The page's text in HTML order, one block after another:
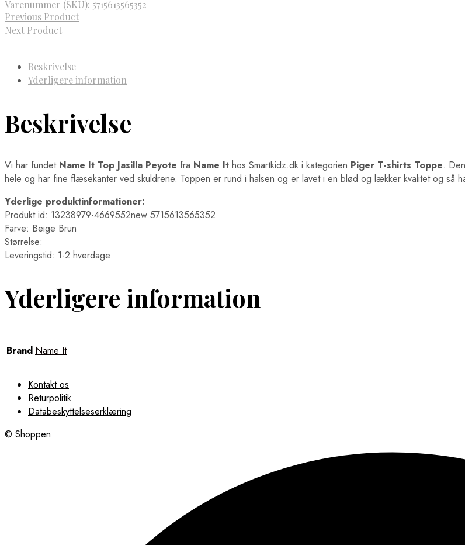
Varenummer (SKU): 5715613565352
Previous Product
Next Product
Beskrivelse
Yderligere information
Beskrivelse
Vi har fundet Name It Top Jasilla Peyote fra Name It hos Smartkidz.dk i kategorien Piger T-shirts Toppe.
hele og har fine flæsekanter ved skuldrene. Toppen er rund i halsen og er lavet i en blød og lækker kvalitet og så
Yderlige produktinformationer:
Produkt id: 13238979-4669552new 5715613565352
Farve: Beige Brun
Størrelse:
Leveringstid: 1-2 hverdage
Yderligere information
Brand Name It
Kontakt os
Returpolitik
Databeskyttelseserklæring
© Shoppen